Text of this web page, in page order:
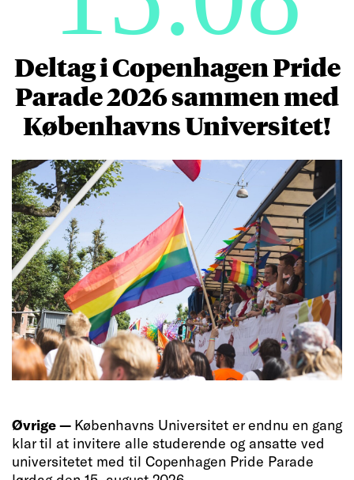
Deltag i Copenhagen Pride
Parade 2026 sammen med
Københavns Universitet!
Øvrige — Københavns Universitet er endnu en gang
klar til at invitere alle studerende og ansatte ved
universitetet med til Copenhagen Pride Parade